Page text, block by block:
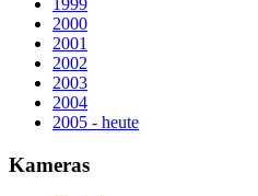
1999
2000
2001
2002
2003
2004
2005 - heute
Kameras